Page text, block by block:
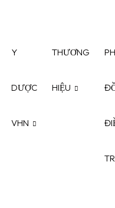
Y
DƯỢC
VHN
THƯƠNG
HIỆU